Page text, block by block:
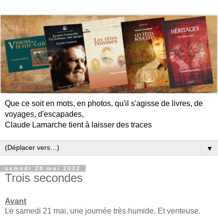
Que ce soit en mots, en photos, qu'il s'agisse de livres, de
voyages, d'escapades,
Claude Lamarche tient à laisser des traces
▼
samedi 28 mai 2022
Trois secondes
Avant
Le samedi 21 mai, une journée très humide. Et venteuse.